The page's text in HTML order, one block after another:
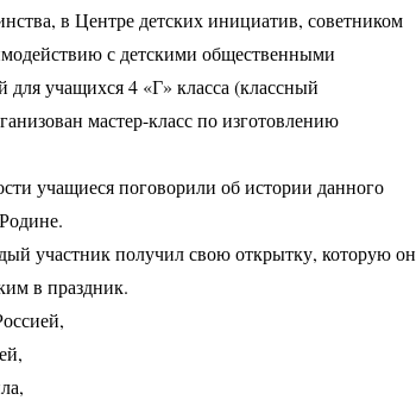
в Центре детских инициатив, советником
с детскими общественными
учащихся 4 «Г» класса (классный
мастер-класс по изготовлению
учащиеся поговорили об истории данного
участник получил свою открытку, которую он
в праздник.